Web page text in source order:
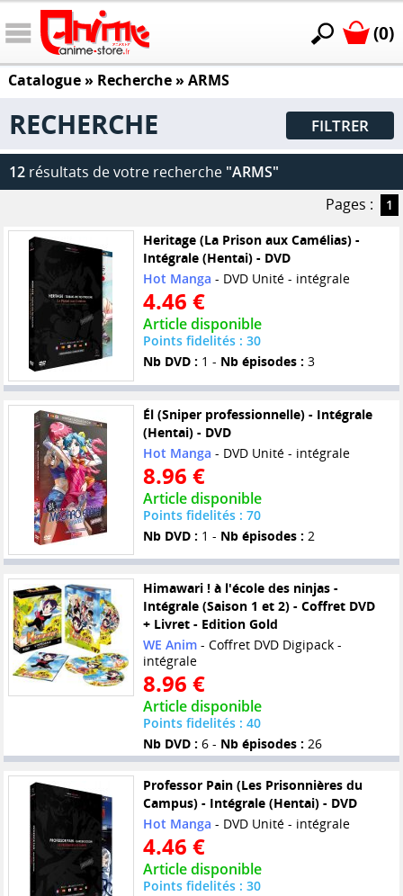
(0)
Catalogue» Recherche » ARMS
RECHERCHE FILTRER
12 résultats de votre recherche "ARMS"
Pages :
1
Heritage (La Prison aux Camélias) -
Intégrale (Hentai) - DVD
Hot Manga - DVD Unité - intégrale
4.46 €
Article disponible
Points fidelités : 30
Nb DVD : 1 - Nb épisodes : 3
Él (Sniper professionnelle) - Intégrale
(Hentai) - DVD
Hot Manga - DVD Unité - intégrale
8.96 €
Article disponible
Points fidelités : 70
Nb DVD : 1 - Nb épisodes : 2
Himawari ! à l'école des ninjas -
Intégrale (Saison 1 et 2) - Coffret DVD
+ Livret - Edition Gold
WE Anim- Coffret DVD Digipack -
intégrale
8.96 €
Article disponible
Points fidelités : 40
Nb DVD : 6 - Nb épisodes : 26
Professor Pain (Les Prisonnières du
Campus) - Intégrale (Hentai) - DVD
Hot Manga - DVD Unité - intégrale
4.46 €
Article disponible
Points fidelités : 30